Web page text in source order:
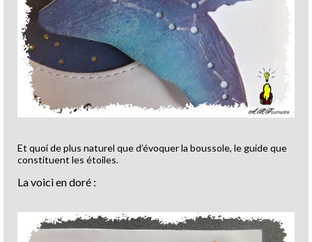
Et quoi de plus naturel que d’évoquer la boussole, le guide que
constituent les étoiles.
La voici en doré :